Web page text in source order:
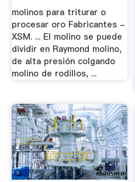
molinos para triturar o
procesar oro Fabricantes -
XSM. ... El molino se puede
dividir en Raymond molino,
de alta presión colgando
molino de rodillos, ...